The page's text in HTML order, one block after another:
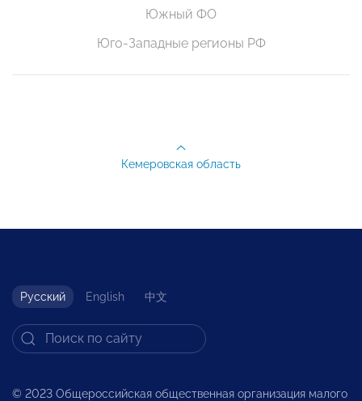
Южный ФО
Юго-Западные регионы РФ
Кемеровская область
Русский English 中文
© 2023 Общероссийская общественная организация малого